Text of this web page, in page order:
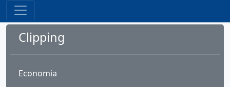
Clipping
Economia